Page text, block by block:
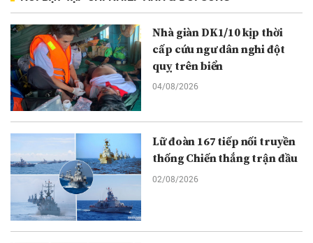
Nhà giàn DK1/10 kịp thời
cấp cứu ngư dân nghi đột
quỵ trên biển
04/08/2026
Lữ đoàn 167 tiếp nối truyền
thống Chiến thắng trận đầu
02/08/2026